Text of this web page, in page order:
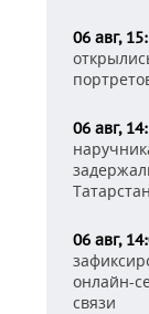
06 авг,
06 авг,
06 авг,
онлайн-
связи